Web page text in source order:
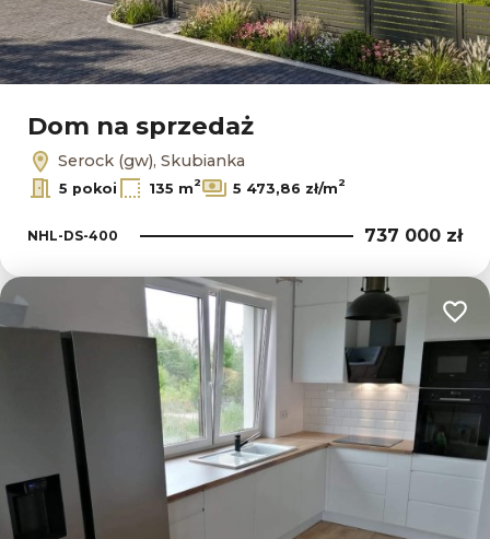
Dom na sprzedaż
Serock (gw), Skubianka
5 pokoi 135 m2 5 473,86 zł/m2
NHL-DS-400 737 000 zł